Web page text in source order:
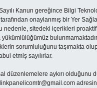
Kanun gereğince Bilgi
onaylanmış bir Yer
nedenle, sitedeki içerikleri
yükümlülüğümüz
sorumluluğunu taşımakta
etmiş sayılırlar.
düzenlemelere aykırı olduğunu